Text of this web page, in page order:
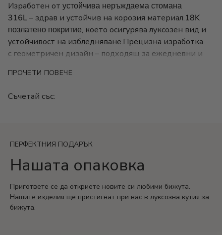
Изработен от устойчива неръждаема стомана
316L– здрав и устойчив на корозия материал.18K
позлатено покритие, което осигурява луксозен вид и
устойчивост на избледняване.Прецизна изработка
с геометричен дизайн – подходящ за ежедневни и
Камък: Цирконий
ПРОЧЕТИ ПОВЕЧЕ
Съчетай със:
ПЕРФЕКТНИЯ ПОДАРЪК
Нашата опаковка
Пригответе се да откриете новите си любими бижута.
Нашите изделия ще пристигнат при вас в луксозна кутия за
бижута.